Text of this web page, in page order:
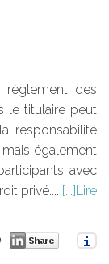
règlement des
le titulaire peut
responsabilité
également
avec
privé....
Lire